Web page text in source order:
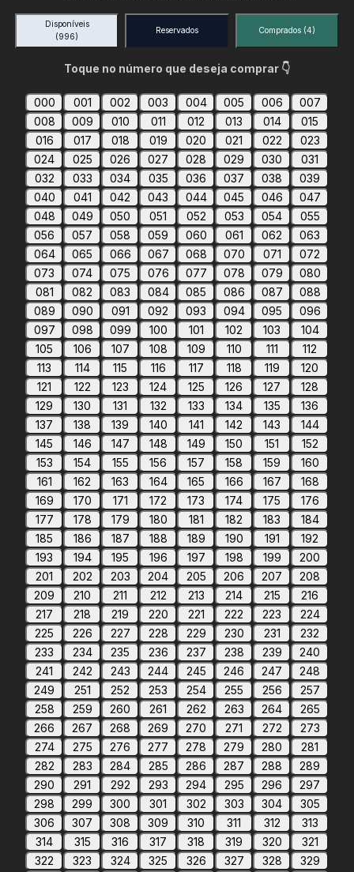
Disponíveis
(996)
Reservados Comprados (4)
Toque no número que deseja comprar 👇
000 001 002 003 004 005 006
007
008
009 010 011 012 013 014
015
016
017 018 019 020 021 022
023
024
025 026 027 028 029 030
031
032
033 034 035 036 037 038
039
040
041 042 043 044 045 046
047
048
049 050 051 052 053 054
055
056
057 058 059 060 061 062
063
064
065 066 067 068 070 071
072
073
074 075 076 077 078 079
080
081
082 083 084 085 086 087
088
089
090 091 092 093 094 095
096
097
098 099 100 101 102 103
104
105
106 107 108 109 110 111
112
113
114 115 116 117 118 119
120
121
122 123 124 125 126 127
128
129
130 131 132 133 134 135
136
137
138 139 140 141 142 143
144
145
146 147 148 149 150 151
152
153
154 155 156 157 158 159
160
161
162 163 164 165 166 167
168
169
170 171 172 173 174 175
176
177
178 179 180 181 182 183
184
185
186 187 188 189 190 191
192
193
194 195 196 197 198 199
200
201
202 203 204 205 206 207
208
209
210 211 212 213 214 215
216
217
218 219 220 221 222 223
224
225
226 227 228 229 230 231
232
233
234 235 236 237 238 239
240
241
242 243 244 245 246 247
248
249
251 252 253 254 255 256
257
258
259 260 261 262 263 264
265
266
267 268 269 270 271 272
273
274
275 276 277 278 279 280
281
282
283 284 285 286 287 288
289
290
291 292 293 294 295 296
297
298
299 300 301 302 303 304
305
306
307 308 309 310 311 312
313
314
315 316 317 318 319 320
321
322
323 324 325 326 327 328
329